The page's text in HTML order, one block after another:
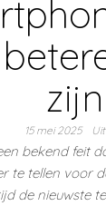
zijn
15 mei 2025 Uit
bekend feit
te tellen voor
de nieuwste